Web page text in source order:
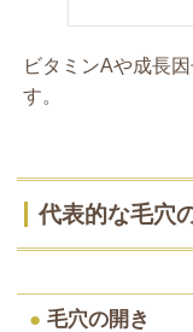
ビタミンAや成長
す。
代表的な毛穴
● 毛穴の開き